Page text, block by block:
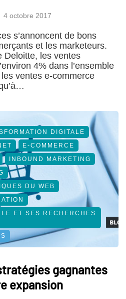
4 octobre 2017
s’annoncent de bons
et les marketeurs.
Deloitte, les ventes
4% dans l’ensemble
ventes e-commerce
DIGITALE
E-COMMERCE
INBOUND MARKETING
DU WEB
ET SES RECHERCHES
gagnantes
expansion